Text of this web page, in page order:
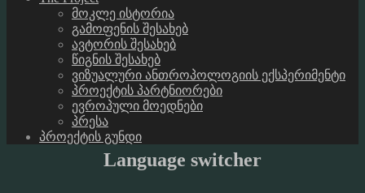
მოკლე ისტორია
გამოფენის შესახებ
ავტორის შესახებ
წიგნის შესახებ
ვიზუალური ანთროპოლოგიის ექსპერიმენტი
პროექტის პარტნიორები
ევროპული მოედნები
პრესა
პროექტის გუნდი
Language switcher